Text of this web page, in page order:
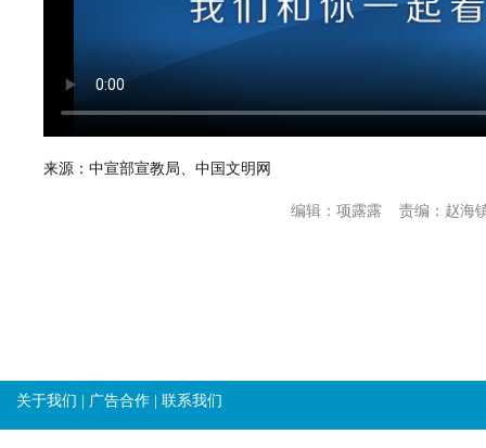
来源：中宣部宣教局、中国文明网
责编：赵海
编辑：项露露
关于我们 广告合作 联系我们